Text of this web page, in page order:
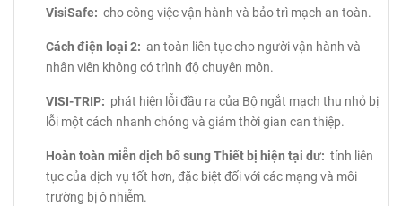
VisiSafe: cho công việc vận hành và bảo trì mạch an toàn.
Cách điện loại 2: an toàn liên tục cho người vận hành và
nhân viên không có trình độ chuyên môn.
VISI-TRIP: phát hiện lỗi đầu ra của Bộ ngắt mạch thu nhỏ bị
lỗi một cách nhanh chóng và giảm thời gian can thiệp.
Hoàn toàn miễn dịch bổ sung Thiết bị hiện tại dư: tính liên
tục của dịch vụ tốt hơn, đặc biệt đối với các mạng và môi
trường bị ô nhiễm.